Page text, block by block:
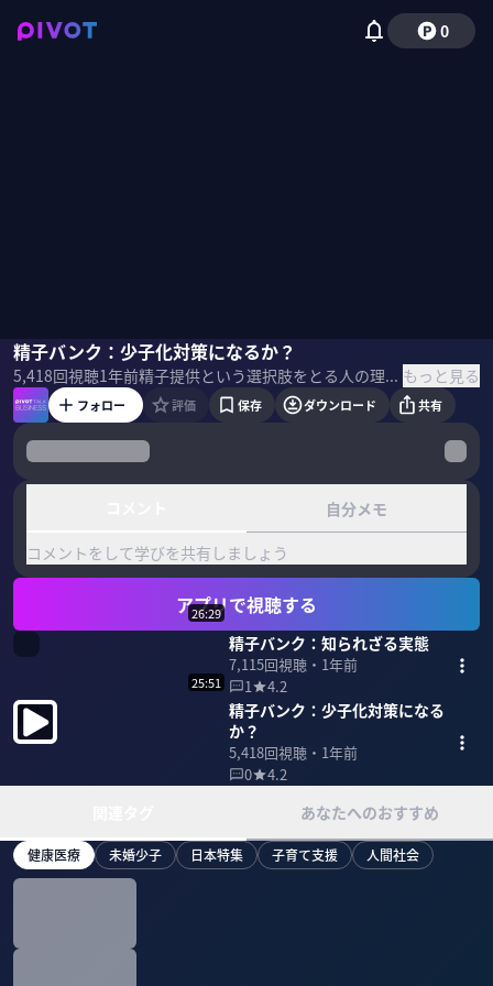
0
精子バンク：少子化対策になるか？
5,418回視聴1年前 精子提供という選択肢をとる人の理由は？ドナーになる人の動機は？少子化対策になるのか？法制度が追いつかない現状や、社会的・倫理的な課題など、様々な視点から深掘り。精子提供によって生まれる「家族」の姿とは？精子提供当事者で、精子バンクを運営する伊藤ひろみ氏と議論の最前線に迫る。 もっと見る
伊藤ひろみ 小手森千紗
フォロー 評価 保存 ダウンロード 共有
自分メモ
コメントをして学びを共有しましょう
アプリで視聴する
26:29
精子バンク：知られざる実態
7,115回視聴・ 1年前
1
4.2
25:51
精子バンク：少子化対策になる
か？
5,418回視聴・ 1年前
0
4.2
あなたへのおすすめ
健康医療 未婚少子 日本特集 子育て支援 人間社会